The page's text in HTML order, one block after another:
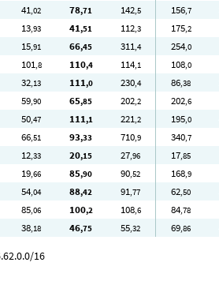
41,02 78,71 142,5 156,7
13,93 41,51 112,3 175,2
15,91 66,45 311,4 254,0
101,8 110,4 114,1 108,0
32,13 111,0 230,4 86,38
59,90 65,85 202,2 202,6
50,47 111,1 221,2 195,0
66,51 93,33 710,9 340,7
12,33 20,15 27,96 17,85
19,66 85,90 90,52 168,9
54,04 88,42 91,77 62,50
85,06 100,2 108,6 84,78
38,18 46,75 55,32 69,86
16